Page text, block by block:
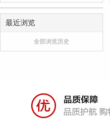
最近浏览
全部浏览历史